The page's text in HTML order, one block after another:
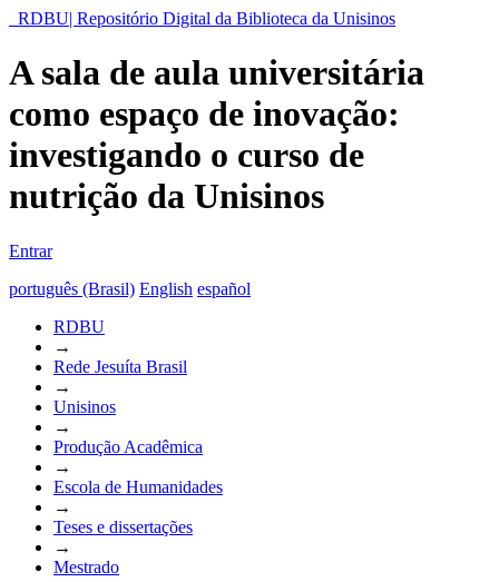
RDBU| Repositório Digital da Biblioteca da Unisinos
A sala de aula universitária
como espaço de inovação:
investigando o curso de
nutrição da Unisinos
Entrar
português (Brasil) English español
RDBU
→
Rede Jesuíta Brasil
→
Unisinos
→
Produção Acadêmica
→
Escola de Humanidades
→
Teses e dissertações
→
Mestrado